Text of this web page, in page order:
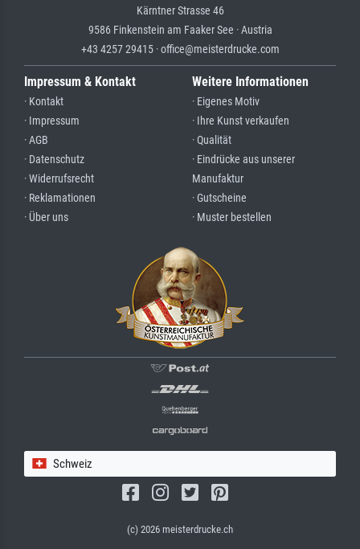
Kärntner Strasse 46
9586 Finkenstein am Faaker See · Austria
+43 4257 29415 · office@meisterdrucke.com
Impressum & Kontakt
· Kontakt
· Impressum
· AGB
· Datenschutz
· Widerrufsrecht
· Reklamationen
· Über uns
Weitere Informationen
· Eigenes Motiv
· Ihre Kunst verkaufen
· Qualität
· Eindrücke aus unserer
Manufaktur
· Gutscheine
· Muster bestellen
Schweiz
(c) 2026 meisterdrucke.ch